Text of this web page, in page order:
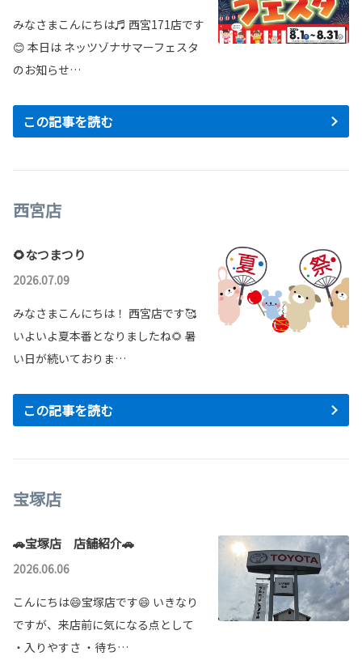
みなさまこんにちは♬ 西宮171店です
😊 本日は ネッツゾナサマーフェスタ
のお知らせ…
この記事を読む
西宮店
🌻なつまつり
2026.07.09
みなさまこんにちは！ 西宮店です🥰
いよいよ夏本番となりましたね🌻 暑
い日が続いておりま…
この記事を読む
宝塚店
🚗宝塚店 店舗紹介🚗
2026.06.06
こんにちは😄宝塚店です😄 いきなり
ですが、来店前に気になる点として
・入りやすさ ・待ち…